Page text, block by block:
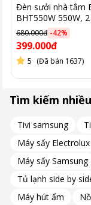
Đèn sưởi nhà tắm
BHT550W 550W,
680.000đ -42%
399.000đ
5 (Đã bán 1637)
Tìm kiếm
Tivi samsung
Máy sấy Electrolux
Máy sấy Samsung
Tủ lạnh side by
Máy hút ẩm